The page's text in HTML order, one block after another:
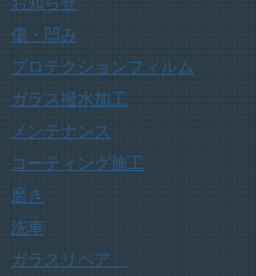
傷・凹み
プロテクションフィルム
ガラス撥水加工
メンテナンス
コーティング施工
磨き
洗車
ガラスリペア